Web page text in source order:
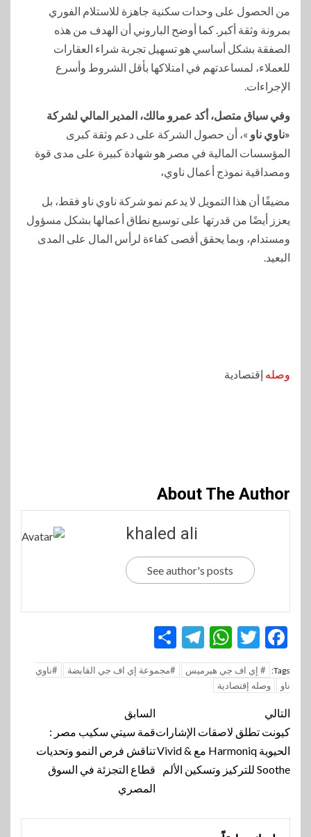
من الحصول على وحدات سكنية جاهزة للاستلام الفوري
بمرونة وثقة أكبر. كما أوضح الباروني أن الهدف من هذه
الصفقة بشكل أساسي هو تسهيل تجربة شراء العقارات
للعملاء، لمساعدتهم في امتلاكها بأقل الشروط وأسرع
الإجراءات.
وفي سياق متصل، أكد عمرو مالك، المدير المالي لشركة
«ناوي ناو »، أن حصول الشركة على دعم وثقة كبرى
المؤسسات المالية في مصر هو شهادة كبيرة على مدى قوة
ومصداقية نموذج أعمال ناوي،
مضيفًا أن هذا التمويل لا يدعم نمو شركة ناوي ناو فقط، بل
يعزز أيضًا من قدرتها على توسيع نطاق أعمالها بشكل مسؤول
ومستدام، وبما يحقق أقصى كفاءة لرأس المال على المدى
البعيد.
وصله إقتصادية
About The Author
khaled ali
See author's posts
Facebook
Twitter
WhatsApp
Telegram
Tags: # إي اف جي هيرميس #مجموعة إي اف جي القابضة
#ناوي
ناو
وصله إقتصادية
تنقل
المقالة
السابق
قمة سيتي سكيب مصر :
تناقش فرص النمو وتحديات
قطاع التجزئة في السوق
المصري
التالي
كيونت تطلق لاصقات الإشارات
الحيوية Harmoniq مع Vivid &
Soothe للتركيز وتسكين الألم